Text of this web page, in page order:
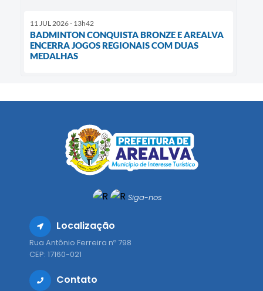
11 JUL 2026 - 13h42
BADMINTON CONQUISTA BRONZE E AREALVA
ENCERRA JOGOS REGIONAIS COM DUAS
MEDALHAS
Siga-nos
Localização
Rua Antônio Ferreira nº 798
CEP: 17160-021
Contato